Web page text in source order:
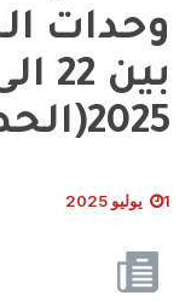
وحدات
2025(الحصيلة الأسبوعية)
1 يوليو 2025